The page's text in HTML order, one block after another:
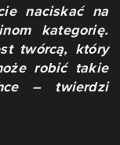
naciskać na
kategorię.
twórcą, który
robić takie
– twierdzi